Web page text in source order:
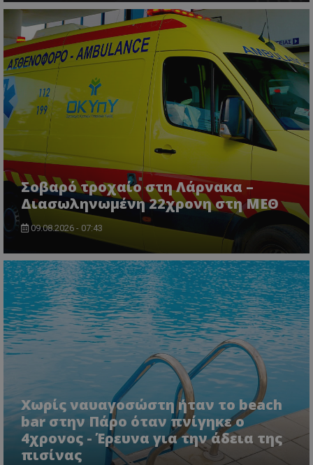
Σοβαρό τροχαίο στη Λάρνακα –
Διασωληνωμένη 22χρονη στη ΜΕΘ
09.08.2026 - 07:43
Χωρίς ναυαγοσώστη ήταν το beach
bar στην Πάρο όταν πνίγηκε ο
4χρονος - Έρευνα για την άδεια της
πισίνας